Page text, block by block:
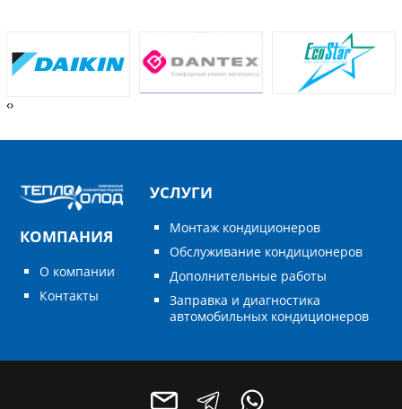
‹›
КОМПАНИЯ
О компании
Контакты
УСЛУГИ
Монтаж кондиционеров
Обслуживание кондиционеров
Дополнительные работы
Заправка и диагностика
автомобильных кондиционеров